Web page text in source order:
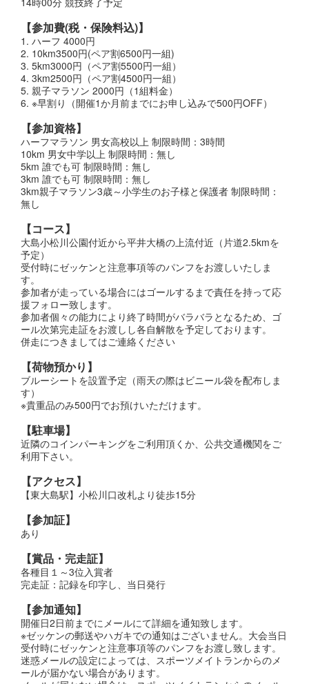
【参加費(税・保険料込)】
1. ハーフ 4000円
2. 10km3500円(ペア割6500円一組)
3. 5km3000円（ペア割5500円一組）
4. 3km2500円（ペア割4500円一組）
5. 親子マラソン 2000円（1組料金）
6. ※早割り（開催1か月前までにお申し込みで500円OFF）
【参加資格】
ハーフマラソン 男女高校以上 制限時間：3時間
10km 男女中学以上 制限時間：無し
5km 誰でも可 制限時間：無し
3km 誰でも可 制限時間：無し
3km親子マラソン3歳～小学生のお子様と保護者 制限時間：
無し
【コース】
大島小松川公園付近から平井大橋の上流付近（片道2.5kmを
予定）
受付時にゼッケンと注意事項等のパンフをお渡しいたしま
す。
参加者が走っている場合にはゴールするまで責任を持って応
援フォロー致します。
参加者個々の能力により終了時間がバラバラとなるため、ゴ
ール次第完走証をお渡しし各自解散を予定しております。
併走につきましてはご連絡ください
【荷物預かり】
ブルーシートを設置予定（雨天の際はビニール袋を配布しま
す）
※貴重品のみ500円でお預けいただけます。
【駐車場】
近隣のコインパーキングをご利用頂くか、公共交通機関をご
利用下さい。
【アクセス】
【東大島駅】小松川口改札より徒歩15分
【参加証】
あり
【賞品・完走証】
各種目１～3位入賞者
完走証：記録を印字し、当日発行
【参加通知】
開催日2日前までにメールにて詳細を通知致します。
※ゼッケンの郵送やハガキでの通知はございません。大会当日
受付時にゼッケンと注意事項等のパンフをお渡し致します。
迷惑メールの設定によっては、スポーツメイトランからのメ
ールが届かない場合があります。